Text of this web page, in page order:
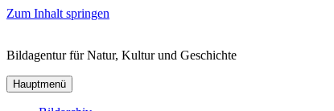
Zum Inhalt springen
Bildagentur für Natur, Kultur und Geschichte
Hauptmenü